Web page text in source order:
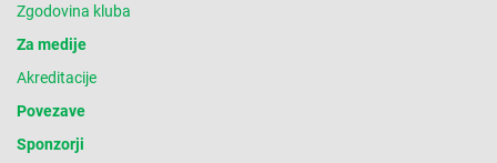
Zgodovina kluba
Za medije
Akreditacije
Povezave
Sponzorji